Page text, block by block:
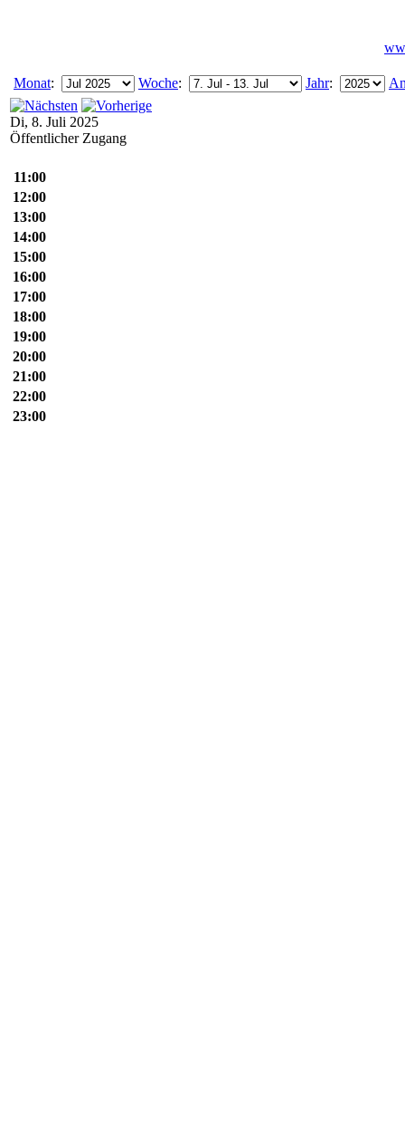
Monat: Woche: Jahr:
Di, 8. Juli 2025
Öffentlicher Zugang
11:00
12:00
13:00
14:00
15:00
16:00
17:00
18:00
19:00
20:00
21:00
22:00
23:00